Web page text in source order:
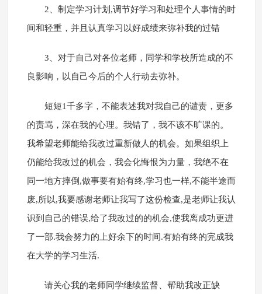
2、制定学习计划,调节好学习和处理个人事情的时
间和轻重，并且认真学习以好成绩来弥补我的过错
3、对于自己对各位老师，同学和学校所造成的不
良影响，以自己今后的个人行动去弥补。
短短1千多字，不能表述我对我自己的谴责，更多
的责骂，深在我的心理。我错了，我不该不旷课的。
我希望老师能给我改过重新做人的机会。如果组织上
仍能给我改过的机会，我会化悔恨为力量，我绝不在
同一地方摔倒,做事要有始有终,学习也一样,不能半途而
废,所以,我要感谢老师让我写了这份检查,是老师让我认
识到自己的错误,给了我改过的的机会,使我离成功更进
了一部.我会努力的上好余下的时间.有始有终的完成我
在大学的学习生活.
请关心我的老师同学继续监督、帮助我改正缺